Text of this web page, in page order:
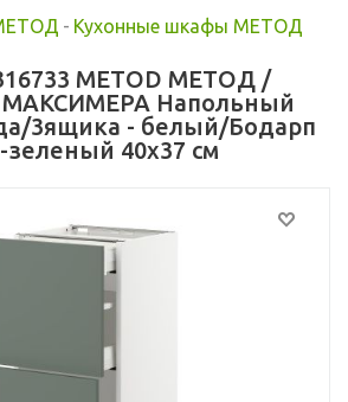
- Кухонные шкафы МЕТОД
METOD МЕТОД /
МАКСИМЕРА Напольный
3ящика - белый/Бодарп
зеленый 40x37 см